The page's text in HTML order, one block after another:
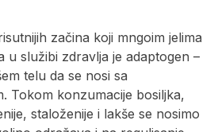
začina koji mngoim jelima
u služibi zdravlja je adaptogen –
telu da se nosi sa
Tokom konzumacije bosiljka,
staloženije i lakše se nosimo